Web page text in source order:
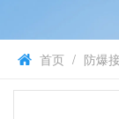
首页 / 防爆